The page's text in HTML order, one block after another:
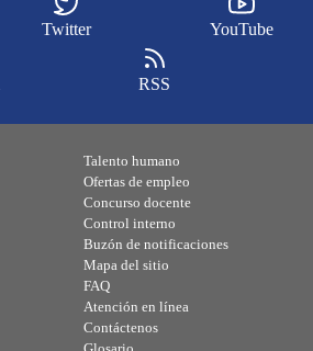
Twitter YouTube
RSS
Talento humano
Ofertas de empleo
Concurso docente
Control interno
Buzón de notificaciones
Mapa del sitio
FAQ
Atención en línea
Contáctenos